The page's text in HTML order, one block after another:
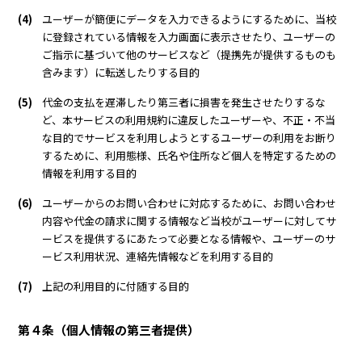
(4)
ユーザーが簡便にデータを入力できるようにするために、当校
に登録されている情報を入力画面に表示させたり、ユーザーの
ご指示に基づいて他のサービスなど（提携先が提供するものも
含みます）に転送したりする目的
(5)
代金の支払を遅滞したり第三者に損害を発生させたりするな
ど、本サービスの利用規約に違反したユーザーや、不正・不当
な目的でサービスを利用しようとするユーザーの利用をお断り
するために、利用態様、氏名や住所など個人を特定するための
情報を利用する目的
(6)
ユーザーからのお問い合わせに対応するために、お問い合わせ
内容や代金の請求に関する情報など当校がユーザーに対してサ
ービスを提供するにあたって必要となる情報や、ユーザーのサ
ービス利用状況、連絡先情報などを利用する目的
(7)
上記の利用目的に付随する目的
第４条（個人情報の第三者提供）